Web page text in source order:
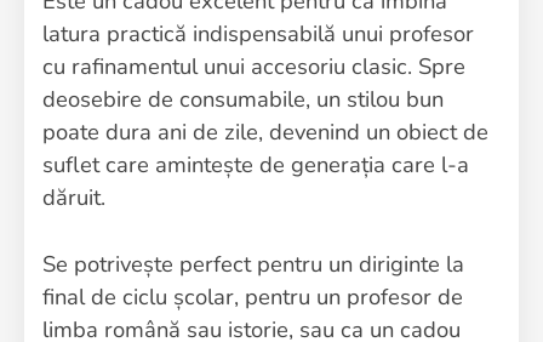
latura practică indispensabilă unui profesor
cu rafinamentul unui accesoriu clasic. Spre
deosebire de consumabile, un stilou bun
poate dura ani de zile, devenind un obiect de
suflet care amintește de generația care l-a
dăruit.
Se potrivește perfect pentru un diriginte la
final de ciclu școlar, pentru un profesor de
limba română sau istorie, sau ca un cadou